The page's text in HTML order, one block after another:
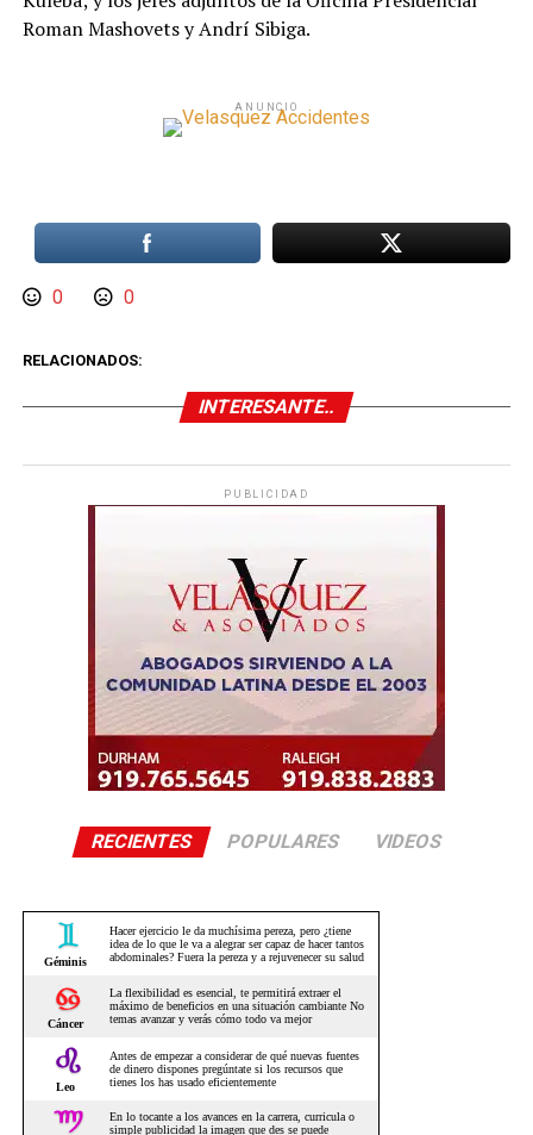
Roman Mashovets y Andrí Sibiga.
ANUNCIO
0 0
RELACIONADOS:
INTERESANTE..
PUBLICIDAD
RECIENTES POPULARES VIDEOS